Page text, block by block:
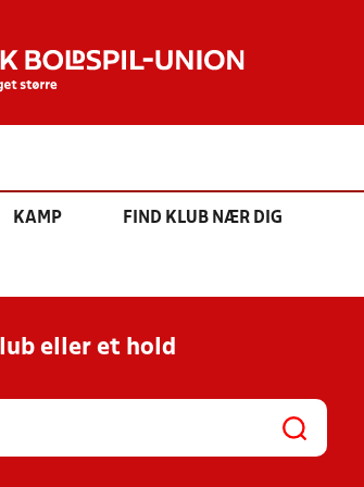
KAMP FIND KLUB NÆR DIG
eller et hold